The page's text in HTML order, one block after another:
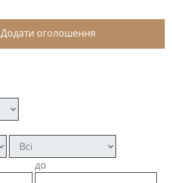
Додати оголошення
до